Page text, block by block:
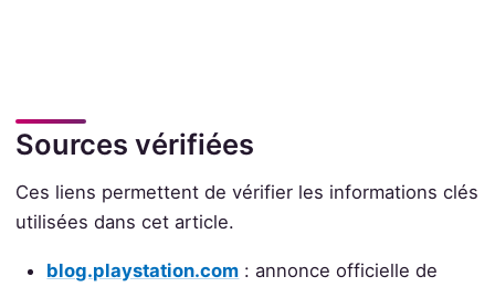
Sources vérifiées
Ces liens permettent de vérifier les informations clés
utilisées dans cet article.
blog.playstation.com : annonce officielle de